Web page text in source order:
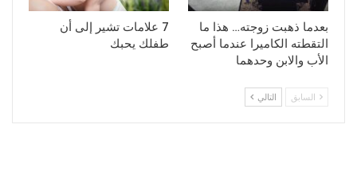
بعدما ذهبت زوجته… هذا ما
التقطته الكاميرا عندما أصبح
الأب والابن وحدهما
7 علامات تشير إلى أن
طفلك يحبك
السابق التالي